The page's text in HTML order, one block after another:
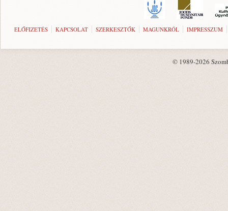
ELŐFIZETÉS KAPCSOLAT SZERKESZTŐK MAGUNKRÓL IMPRESSZUM
© 1989-2026